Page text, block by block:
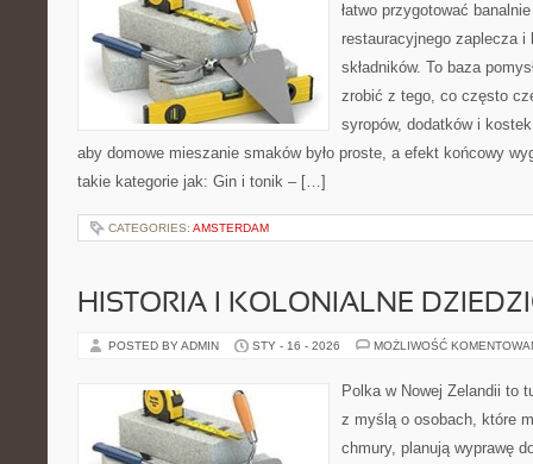
łatwo przygotować
restauracyjnego zaplecza i
składników. To baza
zrobić z tego, co często
syropów, dodatków i
aby domowe mieszanie smaków było proste, a efekt końcowy
takie kategorie jak: Gin i tonik – […]
CATEGORIES: AMSTERDAM
HISTORIA I KOLONIALNE
POSTED BY ADMIN STY - 16 - 2026 MOŻLIWOŚĆ
Polka w Nowej Zelandii to
z myślą o osobach, które
chmury, planują wyprawę